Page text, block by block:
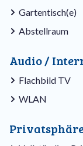
Gartentisch(e)
Abstellraum
Audio /
Flachbild TV
WLAN